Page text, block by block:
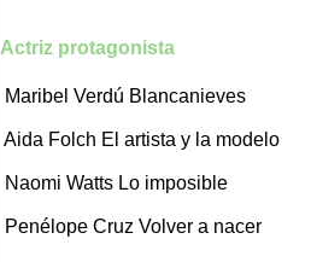
Actriz protagonista
Maribel Verdú Blancanieves
Aida Folch El artista y la modelo
Naomi Watts Lo imposible
Penélope Cruz Volver a nacer